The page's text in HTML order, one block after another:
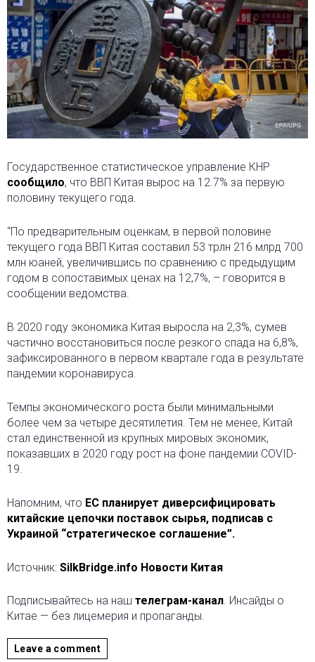
Государственное статистическое управление КНР
сообщило, что ВВП Китая вырос на 12.7% за первую
половину текущего года.
“По предварительным оценкам, в первой половине
текущего года ВВП Китая составил 53 трлн 216 млрд 700
млн юаней, увеличившись по сравнению с предыдущим
годом в сопоставимых ценах на 12,7%, – говорится в
сообщении ведомства.
В 2020 году экономика Китая выросла на 2,3%, сумев
частично восстановиться после резкого спада на 6,8%,
зафиксированного в первом квартале года в результате
пандемии коронавируса.
Темпы экономического роста были минимальными
более чем за четыре десятилетия. Тем не менее, Китай
стал единственной из крупных мировых экономик,
показавших в 2020 году рост на фоне пандемии COVID-
19.
Напомним, что ЕС планирует диверсифицировать
китайские цепочки поставок сырья, подписав с
Украиной “стратегическое соглашение”.
Источник: SilkBridge.info Новости Китая
Подписывайтесь на наш телеграм-канал. Инсайды о
Китае — без лицемерия и пропаганды.
Leave a comment